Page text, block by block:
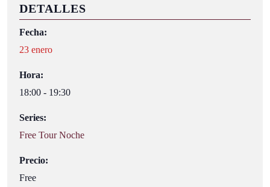
DETALLES
Fecha:
23 enero
Hora:
18:00 - 19:30
Series:
Free Tour Noche
Precio:
Free